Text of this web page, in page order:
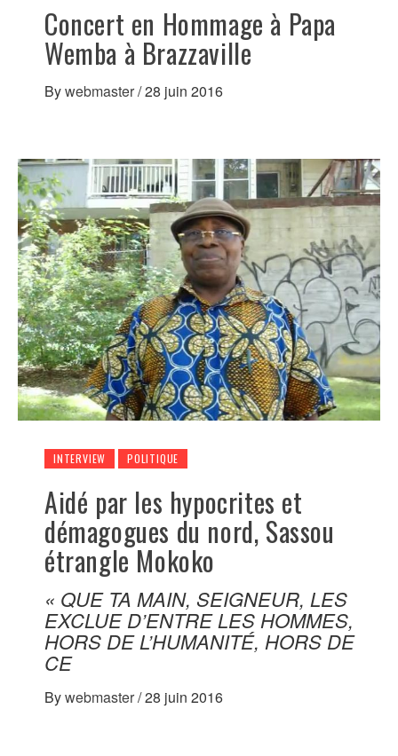
Concert en Hommage à Papa
Wemba à Brazzaville
Bywebmaster/28 juin 2016
INTERVIEW POLITIQUE
Aidé par les hypocrites et
démagogues du nord, Sassou
étrangle Mokoko
« QUE TA MAIN, SEIGNEUR, LES
EXCLUE D’ENTRE LES HOMMES,
HORS DE L’HUMANITÉ, HORS DE
CE
Bywebmaster/28 juin 2016